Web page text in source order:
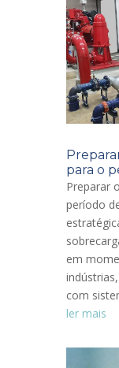
para o
Preparar
período
em
com
ler mais